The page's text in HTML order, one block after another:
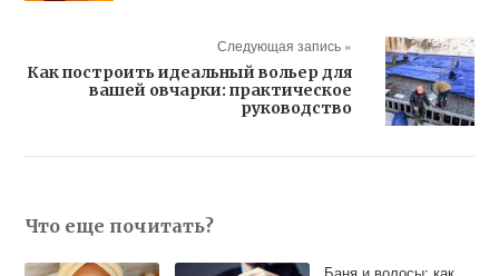
Следующая запись »
Как построить идеальный вольер для
вашей овчарки: практическое
руководство
Что еще почитать?